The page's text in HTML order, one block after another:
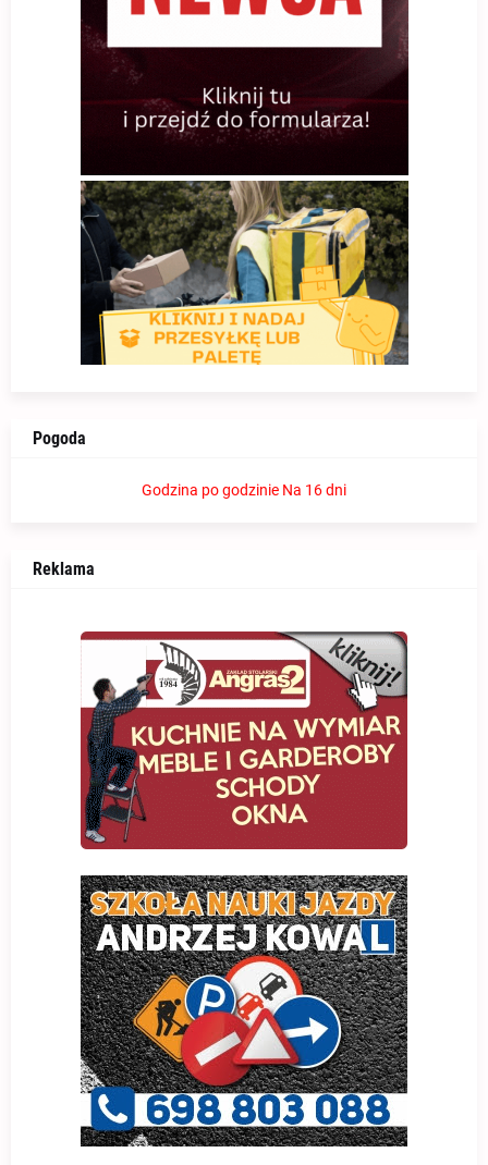
Pogoda
Godzina po godzinie Na 16 dni
Reklama